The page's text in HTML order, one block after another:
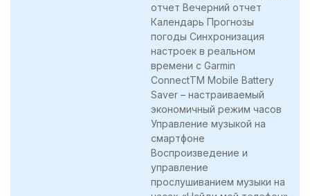
отчет Вечерний отчет
Календарь Прогнозы
погоды Синхронизация
настроек в реальном
времени с Garmin
ConnectTM Mobile Battery
Saver – настраиваемый
экономичный режим часов
Управление музыкой на
смартфоне
Воспроизведение и
управление
прослушиванием музыки на